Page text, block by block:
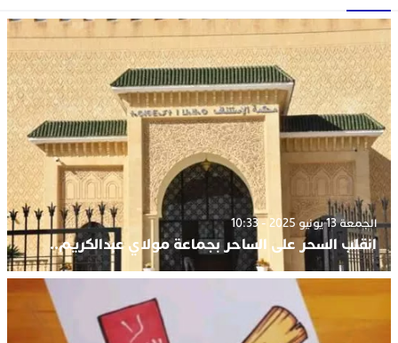
الجمعة 13 يونيو 2025 - 10:33
انقلب السحر على الساحر بجماعة مولاي عبدالكريم..